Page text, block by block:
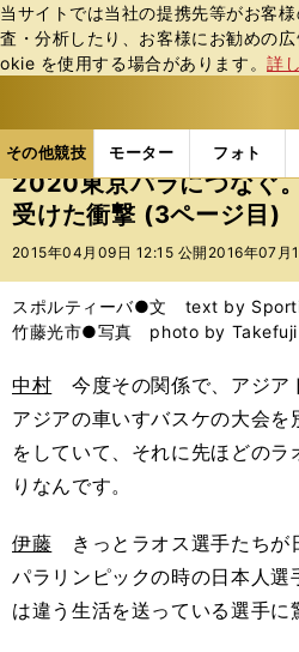
当サイトでは当社の提携先等がお客
査・分析したり、お客様にお勧めの
okie を使⽤する場合があります。詳
その他競技 モーター フォト
ス
ポ
ル
バ
その他競技の記事一覧 パ
2020東京パラにつなぐ
受けた衝撃 (3ページ目)
2015年04月09日 12:15 公開 2016年07月
スポルティーバ●文 text by
竹藤光市●写真 photo by Takefuji
中村 今度その関係で、アジア
アジアの車いすバスケの大会
をしていて、それに先ほどのラ
りなんです。
伊藤 きっとラオス選手たちが
パラリンピックの時の日本人選
は違う生活を送っている選手に